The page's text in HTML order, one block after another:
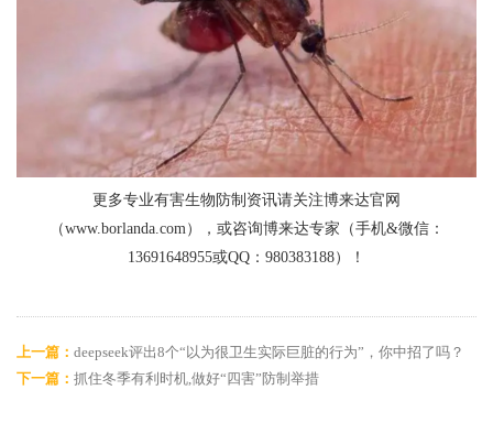
更多专业有害生物防制资讯请关注博来达官网
（www.borlanda.com），或咨询博来达专家（手机&微信：
13691648955或QQ：980383188）！
上一篇： deepseek评出8个“以为很卫生实际巨脏的行为”，你中招了吗？
下一篇： 抓住冬季有利时机,做好“四害”防制举措